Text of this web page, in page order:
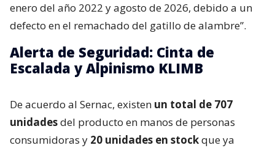
enero del año 2022 y agosto de 2026, debido a un
defecto en el remachado del gatillo de alambre”.
Alerta de Seguridad: Cinta de
Escalada y Alpinismo KLIMB
De acuerdo al Sernac, existen un total de 707
unidadesdel producto en manos de personas
consumidoras y 20 unidades en stockque ya